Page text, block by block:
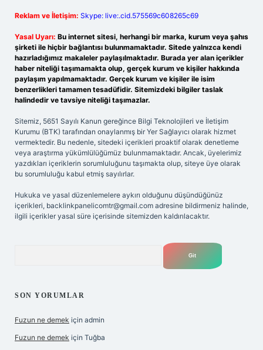
Reklam ve İletişim: Skype: live:.cid.575569c608265c69
Yasal Uyarı: Bu internet sitesi, herhangi bir marka, kurum veya şahıs
şirketi ile hiçbir bağlantısı bulunmamaktadır. Sitede yalnızca kendi
hazırladığımız makaleler paylaşılmaktadır. Burada yer alan içerikler
haber niteliği taşımamakta olup, gerçek kurum ve kişiler hakkında
paylaşım yapılmamaktadır. Gerçek kurum ve kişiler ile isim
benzerlikleri tamamen tesadüfidir. Sitemizdeki bilgiler taslak
halindedir ve tavsiye niteliği taşımazlar.
Sitemiz, 5651 Sayılı Kanun gereğince Bilgi Teknolojileri ve İletişim
Kurumu (BTK) tarafından onaylanmış bir Yer Sağlayıcı olarak hizmet
vermektedir. Bu nedenle, sitedeki içerikleri proaktif olarak denetleme
veya araştırma yükümlülüğümüz bulunmamaktadır. Ancak, üyelerimiz
yazdıkları içeriklerin sorumluluğunu taşımakta olup, siteye üye olarak
bu sorumluluğu kabul etmiş sayılırlar.
Hukuka ve yasal düzenlemelere aykırı olduğunu düşündüğünüz
içerikleri, backlinkpanelicomtr@gmail.com adresine bildirmeniz halinde,
ilgili içerikler yasal süre içerisinde sitemizden kaldırılacaktır.
SON YORUMLAR
Fuzun ne demek için admin
Fuzun ne demek için Tuğba